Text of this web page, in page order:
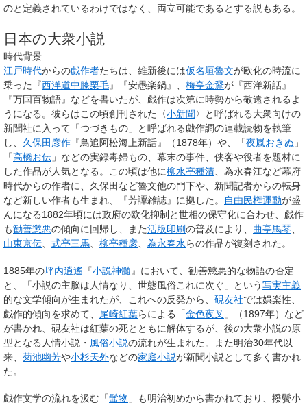
のと定義されているわけではなく、両立可能であるとする説もある。
日本の大衆小説
時代背景
江戸時代からの戯作者たちは、維新後には仮名垣魯文が欧化の時流に
乗った『西洋道中膝栗毛』『安愚楽鍋』、 梅亭金鵞が『西洋新話』
『万国百物語』などを書いたが、戯作は次第に時勢から敬遠されるよ
うになる。彼らはこの頃創刊された〈小新聞〉と呼ばれる大衆向けの
新聞社に入って「つづきもの」と呼ばれる戯作調の連載読物を執筆
し、 久保田彦作 『鳥追阿松海上新話』（1878年）や、「夜嵐おきぬ 」
「高橋お伝 」などの実録毒婦もの、幕末の事件、侠客や役者を題材に
した作品が人気となる。この頃は他に柳水亭種清、為永春江など幕府
時代からの作者に、久保田など魯文他の門下や、新聞記者からの転身
など新しい作者も生まれ、『芳譚雑誌』に拠した。
自由民権運動が盛
んになる1882年頃には政府の欧化抑制と世相の保守化に合わせ、戯作
も勧善懲悪の傾向に回帰し、また活版印刷の普及により、 曲亭馬琴、
山東京伝、 式亭三馬、 柳亭種彦、 為永春水らの作品が復刻された。
1885年の坪内逍遙 『小説神髄 』において、勧善懲悪的な物語の否定
と、「小説の主脳は人情なり、世態風俗これに次ぐ」という写実主義
的な文学傾向が生まれたが、これへの反発から、 硯友社では娯楽性、
戯作的傾向を求めて、 尾崎紅葉らによる「金色夜叉 」（1897年）など
が書かれ、硯友社は紅葉の死とともに解体するが、後の大衆小説の原
型となる人情小説・ 風俗小説の流れが生まれた。また明治30年代以
来、 菊池幽芳や小杉天外などの家庭小説が新聞小説として多く書かれ
た。
戯作文学の流れを汲む「髷物 」も明治初めから書かれており、撥鬢小